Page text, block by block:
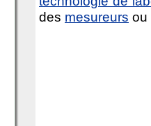
des mesureurs